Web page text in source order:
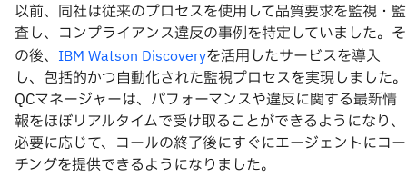
以前、同社は従来のプロセスを使用して品質要求を監視・監
査し、コンプライアンス違反の事例を特定していました。そ
の後、 IBM Watson Discoveryを活用したサービスを導入
し、包括的かつ自動化された監視プロセスを実現しました。
QCマネージャーは、パフォーマンスや違反に関する最新情
報をほぼリアルタイムで受け取ることができるようになり、
必要に応じて、コールの終了後にすぐにエージェントにコー
チングを提供できるようになりました。